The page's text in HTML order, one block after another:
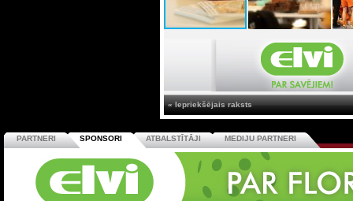
« Iepriekšējais raksts
PARTNERI SPONSORI ATBALSTĪTĀJI MEDIJU PARTNERI